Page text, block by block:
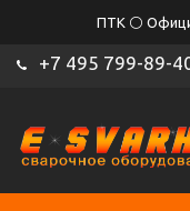
ПТК ⚪
+7 495 799-89-